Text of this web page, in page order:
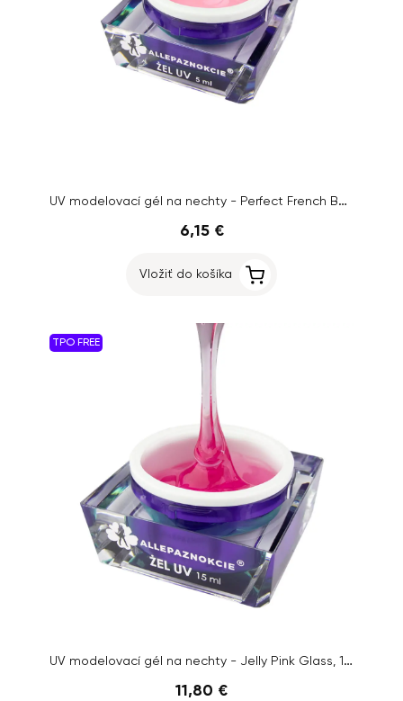
UV modelovací gél na nechty - Perfect French Bubblegum, 5ml
6,15 €
Vložiť do košíka
TPO FREE
UV modelovací gél na nechty - Jelly Pink Glass, 15ml
11,80 €